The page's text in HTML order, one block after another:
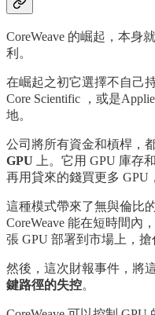
CoreWeave 的崛起，本身
利。
在崛起之初它選擇不自己
Core Scientific ，或是
地。
公司將所有資金和槓桿，
GPU 上。它用 GPU 庫存
再用貸來的錢買更多 GPU
這種模式帶來了無與倫比
CoreWeave 能在短時間內
張 GPU 部署到市場上，搶
然後，這次財報事件，將
鍵路徑的失控。